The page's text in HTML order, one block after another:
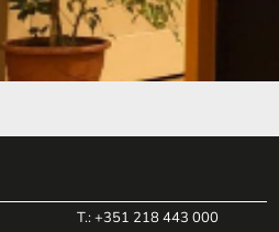
T.: +351 218 443 000